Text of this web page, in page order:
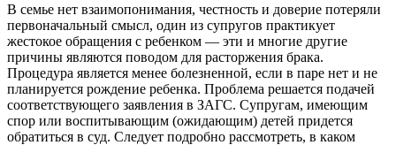
В семье нет взаимопонимания, честность и доверие потеряли
первоначальный смысл, один из супругов практикует
жестокое обращения с ребенком — эти и многие другие
причины являются поводом для расторжения брака.
Процедура является менее болезненной, если в паре нет и не
планируется рождение ребенка. Проблема решается подачей
соответствующего заявления в ЗАГС. Супругам, имеющим
спор или воспитывающим (ожидающим) детей придется
обратиться в суд. Следует подробно рассмотреть, в каком